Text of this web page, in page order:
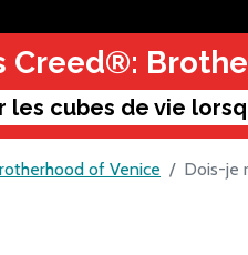
Creed®:
les cubes de vie
of Venice Dois-je